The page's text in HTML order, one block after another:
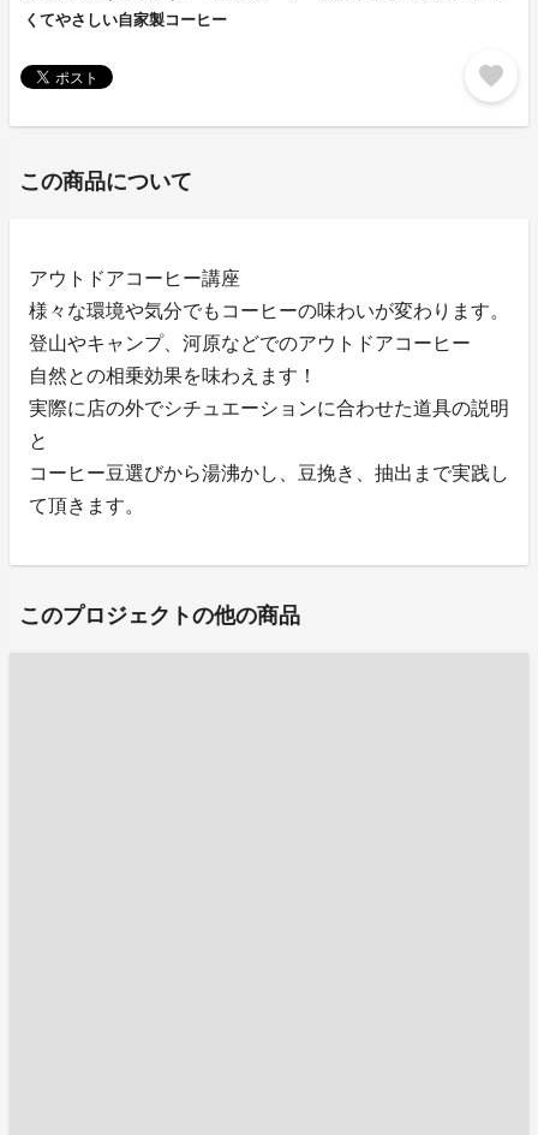
くてやさしい自家製コーヒー
favorite
この商品について
アウトドアコーヒー講座
様々な環境や気分でもコーヒーの味わいが変わります。
登山やキャンプ、河原などでのアウトドアコーヒー
自然との相乗効果を味わえます！
実際に店の外でシチュエーションに合わせた道具の説明
と
コーヒー豆選びから湯沸かし、豆挽き、抽出まで実践し
て頂きます。
このプロジェクトの他の商品